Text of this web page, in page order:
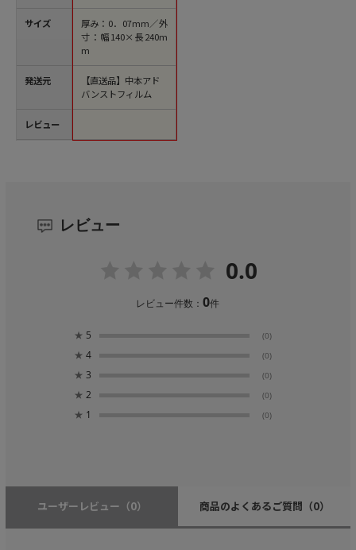
サイズ
発送元
レビュー
厚み：0．07mm／外
寸：幅140×長240m
m
【直送品】中本アド
バンストフィルム
レビュー
0.0
レビュー件数：0件
★ 5 (0)
★ 4 (0)
★ 3 (0)
★ 2 (0)
★ 1 (0)
ユーザーレビュー （0） 商品のよくあるご質問 （0）